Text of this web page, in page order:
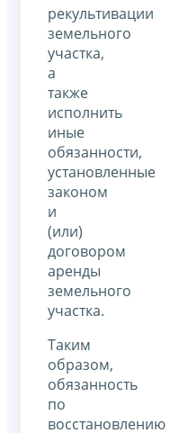
рекультивации
земельного
участка,
а
также
исполнить
иные
обязанности,
установленные
законом
и
(или)
договором
аренды
земельного
участка.
Таким
образом,
обязанность
по
восстановлению